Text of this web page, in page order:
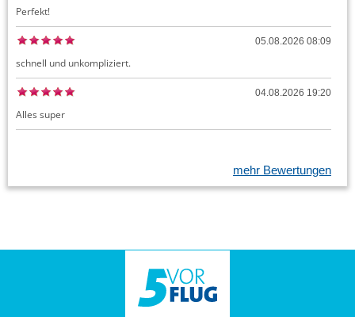
Perfekt!
05.08.2026 08:09
schnell und unkompliziert.
04.08.2026 19:20
Alles super
mehr Bewertungen